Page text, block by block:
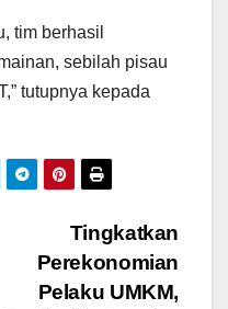
tim berhasil
sebilah pisau
tutupnya kepada
Tingkatkan
Perekonomian
Pelaku UMKM,